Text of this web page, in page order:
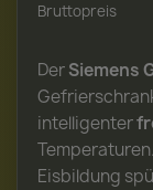
Bruttopreis
DerSiemens
intelligenter
Eisbildung